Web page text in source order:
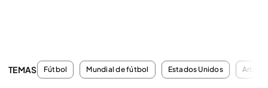
TEMAS Fútbol Mundial de fútbol Estados Unidos